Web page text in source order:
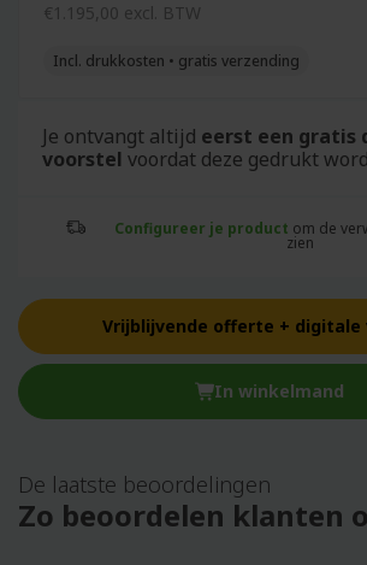
€ 1.195,00 excl. BTW
Incl. drukkosten • gratis verzending
Je ontvangt altijd eerst een gratis
voorstel voordat deze gedrukt
Configureer je product om de
zien
Vrijblijvende offerte + digitale
In winkelmand
De laatste beoordelingen
Zo beoordelen klanten